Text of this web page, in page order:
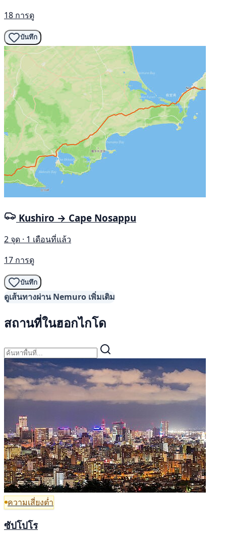
18 การดู
บันทึก
Kushiro → Cape Nosappu
2 จุด · 1 เดือนที่แล้ว
17 การดู
บันทึก
ดูเส้นทางผ่าน Nemuro เพิ่มเติม
สถานที่ในฮอกไกโด
ความเสี่ยงต่ำ
ซัปโปโร